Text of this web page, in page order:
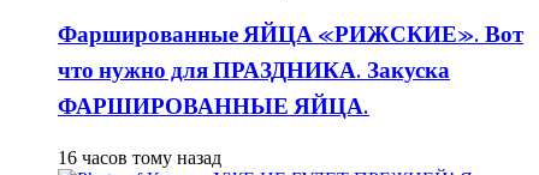
Фаршированные ЯЙЦА «РИЖСКИЕ». Вот
что нужно для ПРАЗДНИКА. Закуска
ФАРШИРОВАННЫЕ ЯЙЦА.
16 часов тому назад